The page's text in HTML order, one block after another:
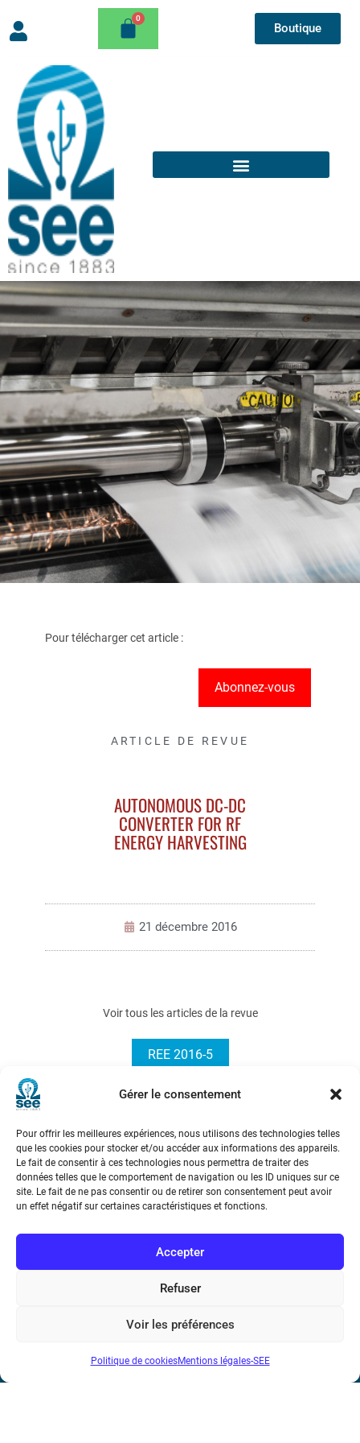
Gérer le consentement
Pour offrir les meilleures expériences, nous utilisons des technologies telles
que les cookies pour stocker et/ou accéder aux informations des appareils.
Le fait de consentir à ces technologies nous permettra de traiter des
données telles que le comportement de navigation ou les ID uniques sur ce
site. Le fait de ne pas consentir ou de retirer son consentement peut avoir
un effet négatif sur certaines caractéristiques et fonctions.
Accepter
Refuser
Voir les préférences
Politique de cookiesMentions légales-SEE
Boutique
Pour télécharger cet article :
Abonnez-vous
ARTICLE DE REVUE
AUTONOMOUS DC-DC
CONVERTER FOR RF
ENERGY HARVESTING
21 décembre 2016
Voir tous les articles de la revue
REE 2016-5
Société de l’Electricité, de l’Electronique et des Technologies
17 rue de l’Amiral Hamelin75116 Paris
Métro : « Boissière » Ligne 6 et « Iéna » Ligne 9
Téléphone : (+33) 1 56 90 37 17
N° de SIREN : 785 393 232, Code APE : 9412Z TVA intra-